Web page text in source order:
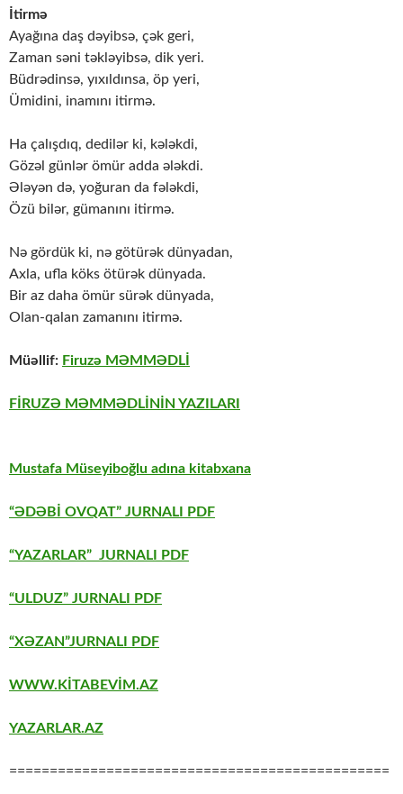
İtirmə
Ayağına daş dəyibsə, çək geri,
Zaman səni təkləyibsə, dik yeri.
Büdrədinsə, yıxıldınsa, öp yeri,
Ümidini, inamını itirmə.
Ha çalışdıq, dedilər ki, kələkdi,
Gözəl günlər ömür adda ələkdi.
Ələyən də, yoğuran da fələkdi,
Özü bilər, gümanını itirmə.
Nə gördük ki, nə götürək dünyadan,
Axla, ufla köks ötürək dünyada.
Bir az daha ömür sürək dünyada,
Olan-qalan zamanını itirmə.
Müəllif: Firuzə MƏMMƏDLİ
FİRUZƏ MƏMMƏDLİNİN YAZILARI
Mustafa Müseyiboğlu adına kitabxana
“ƏDƏBİ OVQAT” JURNALI PDF
“YAZARLAR” JURNALI PDF
“ULDUZ” JURNALI PDF
“XƏZAN”JURNALI PDF
WWW.KİTABEVİM.AZ
YAZARLAR.AZ
===============================================